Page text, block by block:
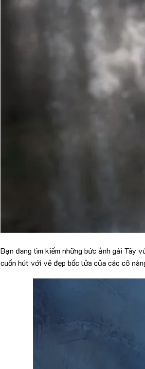
Bạn đang tìm kiếm những bức ảnh gái Tây
cuốn hút với vẻ đẹp bốc lửa của các cô